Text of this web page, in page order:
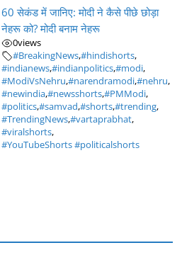
60 सेकंड में जानिए: मोदी ने कैसे पीछे छोड़ा
नेहरू को? मोदी बनाम नेहरू
0views
#BreakingNews,#hindishorts,
#indianews,#indianpolitics,#modi,
#ModiVsNehru,#narendramodi,#nehru,
#newindia,#newsshorts,#PMModi,
#politics,#samvad,#shorts,#trending,
#TrendingNews,#vartaprabhat,
#viralshorts,
#YouTubeShorts #politicalshorts